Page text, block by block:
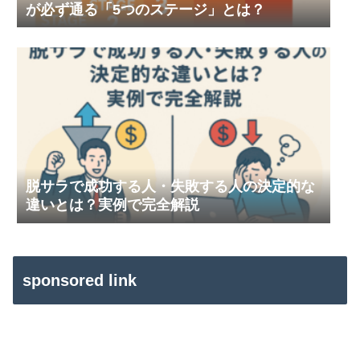
が必ず通る「5つのステージ」とは？
脱サラで成功する人・失敗する人の決定的な
違いとは？実例で完全解説
sponsored link